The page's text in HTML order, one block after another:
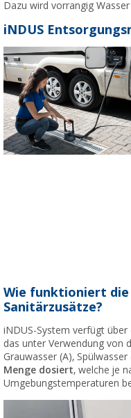
Dazu wird vorrangig
iNDUS
Wie funktioniert
Sanitärzusätze?
iNDUS-System verfügt
das unter Verwendung von
Grauwasser (A),
Menge dosiert, welche je
Umgebungstemperaturen